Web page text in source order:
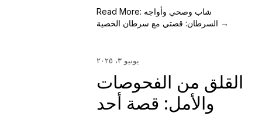
Read More: شاب وصحي وأواجه
السرطان: قصتي مع سرطان الخصية →
يونيو ٣، ٢٠٢٥
القلق من الفحوصات
والأمل: قصة أحد